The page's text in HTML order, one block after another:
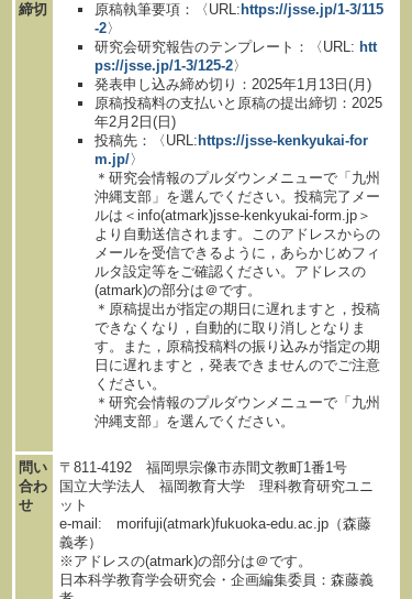
締切
原稿執筆要項：〈URL: https://jsse.jp/1-3/115
-2〉
研究会研究報告のテンプレート：〈URL: htt
ps://jsse.jp/1-3/125-2〉
発表申し込み締め切り：2025年1月13日(月)
原稿投稿料の支払いと原稿の提出締切：2025
年2月2日(日)
投稿先：〈URL: https://jsse-kenkyukai-for
m.jp/〉
＊研究会情報のプルダウンメニューで「九州
沖縄支部」を選んでください。投稿完了メー
ルは＜info(atmark)jsse-kenkyukai-form.jp＞
より自動送信されます。このアドレスからの
メールを受信できるように，あらかじめフィ
ルタ設定等をご確認ください。アドレスの
(atmark)の部分は＠です。
＊原稿提出が指定の期日に遅れますと，投稿
できなくなり，自動的に取り消しとなりま
す。また，原稿投稿料の振り込みが指定の期
日に遅れますと，発表できませんのでご注意
ください。
＊研究会情報のプルダウンメニューで「九州
沖縄支部」を選んでください。
問い
合わ
せ
〒811-4192 福岡県宗像市赤間文教町1番1号
国立大学法人 福岡教育大学 理科教育研究ユニ
ット
e-mail: morifuji(atmark)fukuoka-edu.ac.jp（森藤
義孝）
※アドレスの(atmark)の部分は＠です。
日本科学教育学会研究会・企画編集委員：森藤義